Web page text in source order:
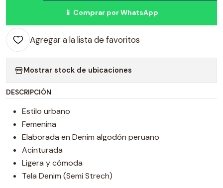
📱 Comprar por WhatsApp
Agregar a la lista de favoritos
Mostrar stock de ubicaciones
DESCRIPCIÓN
Estilo urbano
Femenina
Elaborada en Denim algodón peruano
Acinturada
Ligera y cómoda
Tela Denim (Semi Strech)